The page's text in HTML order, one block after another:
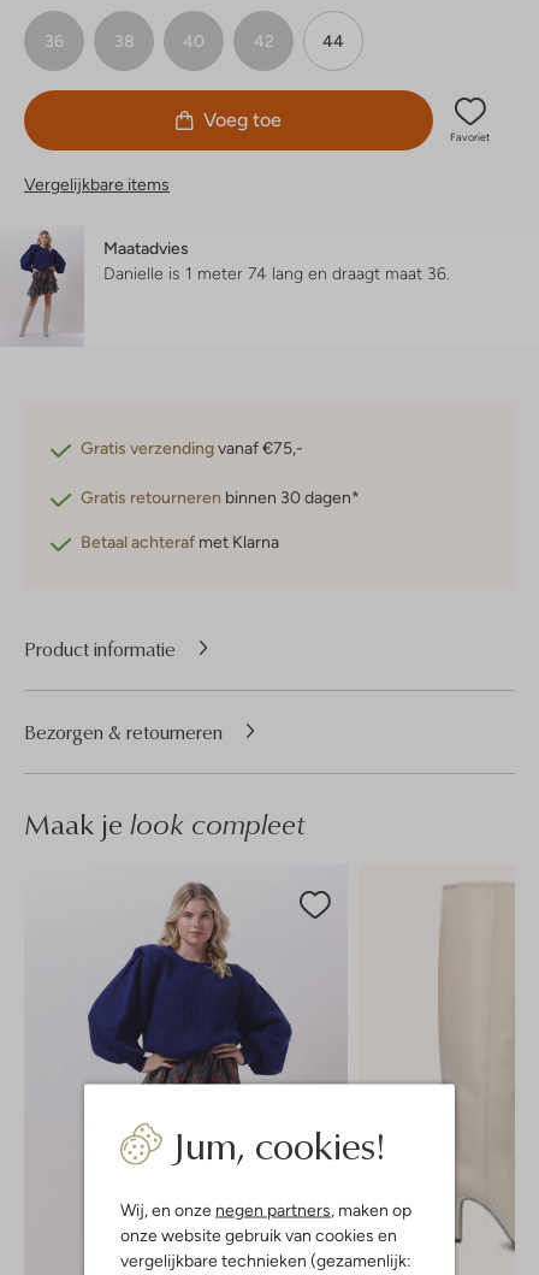
Jum, cookies!
Wij, en onze negen partners , maken op
onze website gebruik van cookies en
vergelijkbare technieken (gezamenlijk:
36 38 40 42 44
Voeg toe
Favoriet
Vergelijkbare items
Maatadvies
Danielle is 1 meter 74 lang en draagt maat 36.
Gratis verzendingvanaf €75,-
Gratis retourneren binnen 30 dagen*
Betaal achteraf met Klarna
Product informatie
Bezorgen & retourneren
Maak je look compleet